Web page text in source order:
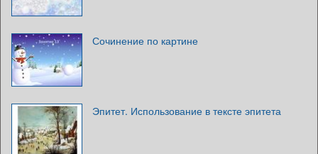
Сочинение по картине
Эпитет. Использование в тексте эпитета